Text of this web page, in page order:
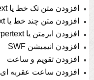
افزودن متن تک خط یا singlelinetext
افزودن متن چند خط یا multilinetext
افزودن ابرمتن یا hypertext
افزودن انیمیشن SWF
افزودن تقویم و ساعت
افزودن ساعت عقربه ای